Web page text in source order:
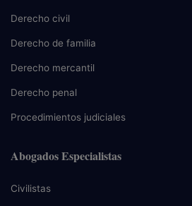
Derecho civil
Derecho de familia
Derecho mercantil
Derecho penal
Procedimientos judiciales
Abogados Especialistas
Civilistas